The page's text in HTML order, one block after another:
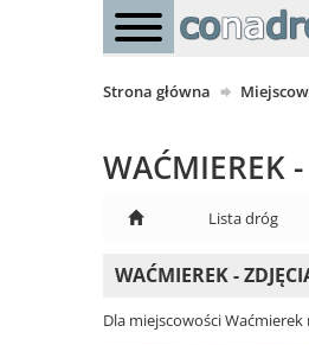
Strona główna
WAĆMIEREK
Lista dróg
WAĆMIEREK -
Dla miejscowości